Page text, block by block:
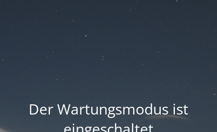
Der Wartungsmodus ist